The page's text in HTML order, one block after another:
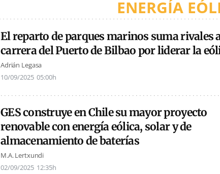
ENERGÍA
El reparto de parques marinos suma rivales
carrera del Puerto de Bilbao por liderar la
Adrián Legasa
10/09/2025 05:00h
GES construye en Chile su mayor proyecto
renovable con energía eólica, solar y de
almacenamiento de baterías
M.A. Lertxundi
02/09/2025 12:35h